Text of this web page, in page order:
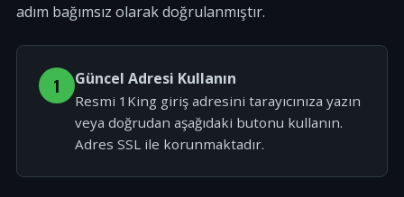
adım bağımsız olarak doğrulanmıştır.
1 Güncel Adresi Kullanın
Resmi 1King giriş adresini tarayıcınıza yazın
veya doğrudan aşağıdaki butonu kullanın.
Adres SSL ile korunmaktadır.